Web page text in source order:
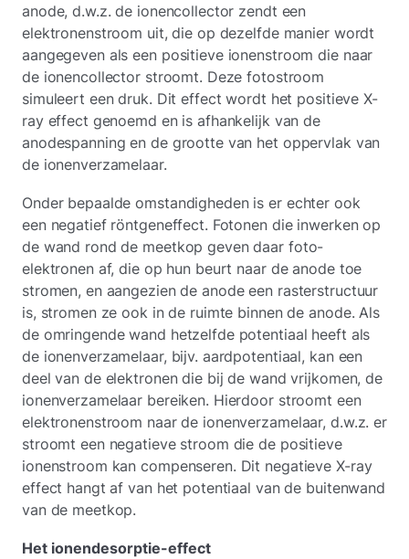
anode, d.w.z. de ionencollector zendt een
elektronenstroom uit, die op dezelfde manier wordt
aangegeven als een positieve ionenstroom die naar
de ionencollector stroomt. Deze fotostroom
simuleert een druk. Dit effect wordt het positieve X-
ray effect genoemd en is afhankelijk van de
anodespanning en de grootte van het oppervlak van
de ionenverzamelaar.
Onder bepaalde omstandigheden is er echter ook
een negatief röntgeneffect. Fotonen die inwerken op
de wand rond de meetkop geven daar foto-
elektronen af, die op hun beurt naar de anode toe
stromen, en aangezien de anode een rasterstructuur
is, stromen ze ook in de ruimte binnen de anode. Als
de omringende wand hetzelfde potentiaal heeft als
de ionenverzamelaar, bijv. aardpotentiaal, kan een
deel van de elektronen die bij de wand vrijkomen, de
ionenverzamelaar bereiken. Hierdoor stroomt een
elektronenstroom naar de ionenverzamelaar, d.w.z. er
stroomt een negatieve stroom die de positieve
ionenstroom kan compenseren. Dit negatieve X-ray
effect hangt af van het potentiaal van de buitenwand
van de meetkop.
Het ionendesorptie-effect